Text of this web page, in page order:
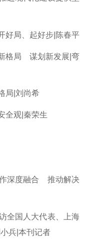
好局、起好步|陈春平
格局 谋划新发展 |弯
局|刘尚希
全观|秦荣生
深度融合 推动解决
国人大代表、上海
兵|本刊记者